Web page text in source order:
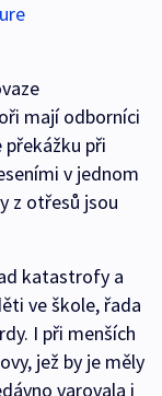
mají odborníci
při
v jednom
z otřesů jsou
katastrofy a
ve škole, řada
I při menších
jež by je měly
varovala i